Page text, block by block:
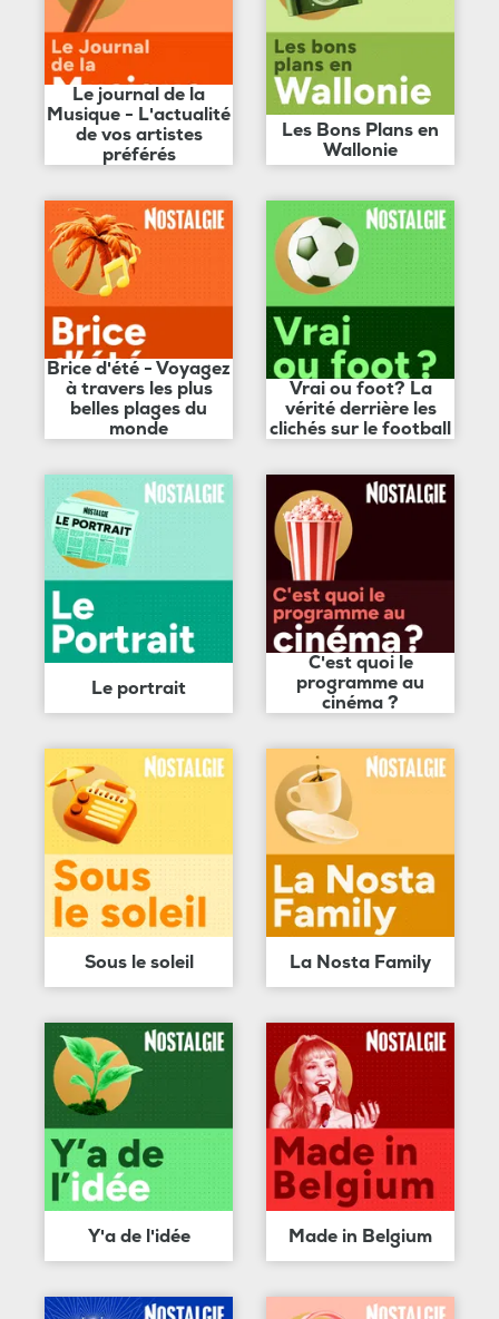
Le journal de la
Musique - L'actualité
de vos artistes
préférés
Les Bons Plans en
Wallonie
Brice d'été - Voyagez
à travers les plus
belles plages du
monde
Vrai ou foot? La
vérité derrière les
clichés sur le football
Le portrait
C'est quoi le
programme au
cinéma ?
Sous le soleil La Nosta Family
Y'a de l'idée Made in Belgium